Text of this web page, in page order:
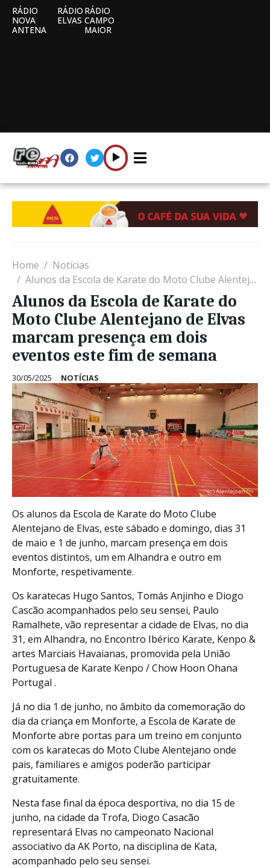
RÁDIO
NOVA
ANTENA
RÁDIO
ELVAS
RÁDIO
CAMPO
MAIOR
Home
Notícias
Alunos da Escola de Karate do Moto Clube Alentejano de Elvas marcam presença em dois eventos este fim de semana
Alunos da Escola de Karate do
Moto Clube Alentejano de Elvas
marcam presença em dois
eventos este fim de semana
30/05/2025 NOTÍCIAS
Os alunos da Escola de Karate do Moto Clube
Alentejano de Elvas, este sábado e domingo, dias 31
de maio e 1 de junho, marcam presença em dois
eventos distintos, um em Alhandra e outro em
Monforte, respetivamente.
Os karatecas Hugo Santos, Tomás Anjinho e Diogo
Cascão acompanhados pelo seu sensei, Paulo
Ramalhete, vão representar a cidade de Elvas, no dia
31, em Alhandra, no Encontro Ibérico Karate, Kenpo &
artes Marciais Havaianas, promovida pela União
Portuguesa de Karate Kenpo / Chow Hoon Ohana
Portugal .
Já no dia 1 de junho, no âmbito da comemoração do
dia da criança em Monforte, a Escola de Karate de
Monforte abre portas para um treino em conjunto
com os karatecas do Moto Clube Alentejano onde
pais, familiares e amigos poderão participar
gratuitamente.
Nesta fase final da época desportiva, no dia 15 de
junho, na cidade da Trofa, Diogo Casacão
representará Elvas no campeonato Nacional
associativo da AK Porto, na disciplina de Kata,
acompanhado pelo seu sensei.